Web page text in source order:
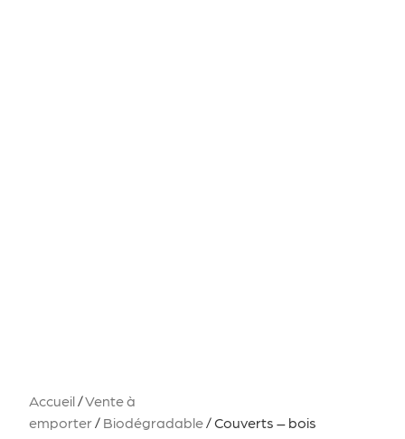
Accueil/Vente à
emporter/ Biodégradable/ Couverts – bois